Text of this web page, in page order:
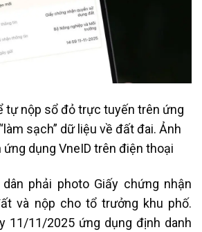
tự nộp sổ đỏ trực tuyến trên ứng
sạch” dữ liệu về đất đai. Ảnh
ứng dụng VneID trên điện thoại
phải photo Giấy chứng nhận
và nộp cho tổ trưởng khu phố.
11/11/2025 ứng dụng định danh